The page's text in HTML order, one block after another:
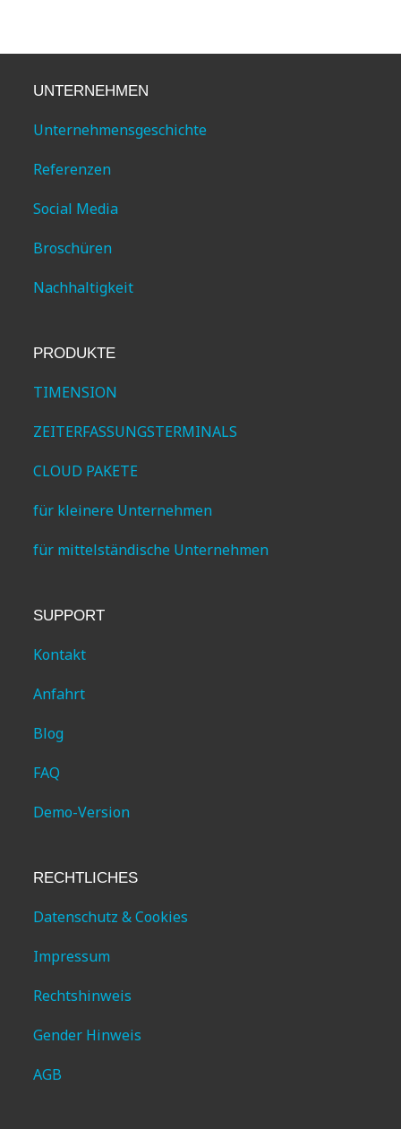
UNTERNEHMEN
Unternehmensgeschichte
Referenzen
Social Media
Broschüren
Nachhaltigkeit
PRODUKTE
TIMENSION
ZEITERFASSUNGSTERMINALS
CLOUD PAKETE
für kleinere Unternehmen
für mittelständische Unternehmen
SUPPORT
Kontakt
Anfahrt
Blog
FAQ
Demo-Version
RECHTLICHES
Datenschutz & Cookies
Impressum
Rechtshinweis
Gender Hinweis
AGB